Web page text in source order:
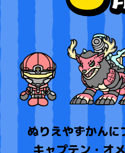
ぬりえやずかんに
キャプテン・オ